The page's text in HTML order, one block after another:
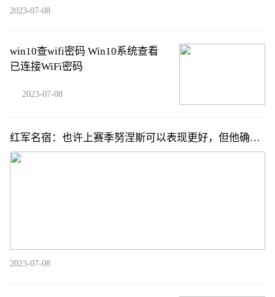
2023-07-08
win10查wifi密码 Win10系统查看
已连接WiFi密码
2023-07-08
红军名宿：也许上赛季努涅斯可以表现更好，但他确实
展示了潜力
2023-07-08